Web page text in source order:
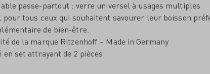
passe-partout : verre universel à usages multiples
pour tous ceux qui souhaitent savourer leur boisson
de bien-être.
de la marque Ritzenhoff – Made in Germany
en set attrayant de 2 pièces